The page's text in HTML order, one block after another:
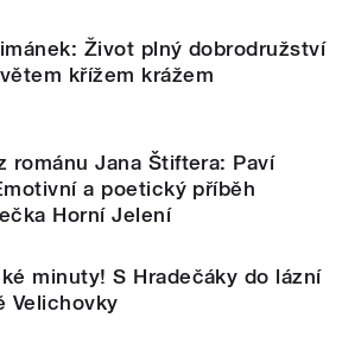
Život plný dobrodružství
křížem krážem
románu Jana Štiftera: Paví
a poetický příběh
Horní Jelení
minuty! S Hradečáky do lázní
Velichovky